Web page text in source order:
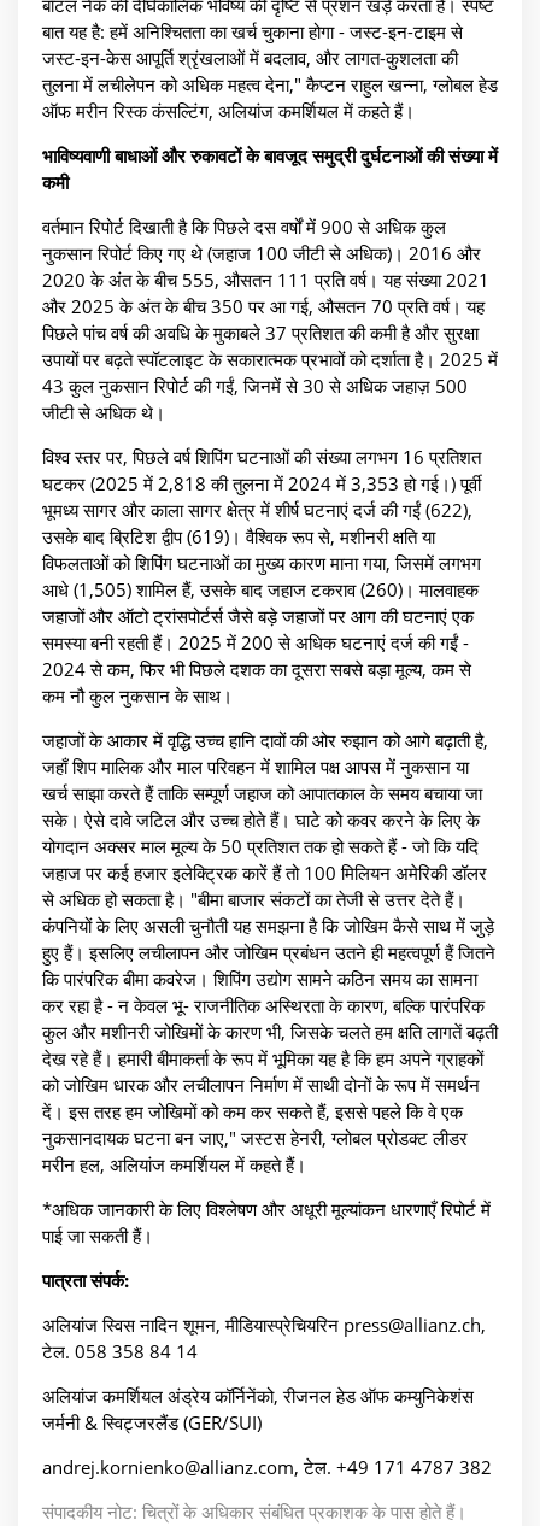
बॉटल नेक की दीर्घकालिक भविष्य की दृष्टि से प्रशन खड़े करता है। स्पष्ट
बात यह है: हमें अनिश्चितता का खर्च चुकाना होगा - जस्ट-इन-टाइम से
जस्ट-इन-केस आपूर्ति श्रृंखलाओं में बदलाव, और लागत-कुशलता की
तुलना में लचीलेपन को अधिक महत्व देना," कैप्टन राहुल खन्ना, ग्लोबल हेड
ऑफ मरीन रिस्क कंसल्टिंग, अलियांज कमर्शियल में कहते हैं।
भाविष्यवाणी बाधाओं और रुकावटों के बावजूद समुद्री दुर्घटनाओं की संख्या में
कमी
वर्तमान रिपोर्ट दिखाती है कि पिछले दस वर्षों में 900 से अधिक कुल
नुकसान रिपोर्ट किए गए थे (जहाज 100 जीटी से अधिक)। 2016 और
2020 के अंत के बीच 555, औसतन 111 प्रति वर्ष। यह संख्या 2021
और 2025 के अंत के बीच 350 पर आ गई, औसतन 70 प्रति वर्ष। यह
पिछले पांच वर्ष की अवधि के मुकाबले 37 प्रतिशत की कमी है और सुरक्षा
उपायों पर बढ़ते स्पॉटलाइट के सकारात्मक प्रभावों को दर्शाता है। 2025 में
43 कुल नुकसान रिपोर्ट की गईं, जिनमें से 30 से अधिक जहाज़ 500
जीटी से अधिक थे।
विश्व स्तर पर, पिछले वर्ष शिपिंग घटनाओं की संख्या लगभग 16 प्रतिशत
घटकर (2025 में 2,818 की तुलना में 2024 में 3,353 हो गई।) पूर्वी
भूमध्य सागर और काला सागर क्षेत्र में शीर्ष घटनाएं दर्ज की गईं (622),
उसके बाद ब्रिटिश द्वीप (619)। वैश्विक रूप से, मशीनरी क्षति या
विफलताओं को शिपिंग घटनाओं का मुख्य कारण माना गया, जिसमें लगभग
आधे (1,505) शामिल हैं, उसके बाद जहाज टकराव (260)। मालवाहक
जहाजों और ऑटो ट्रांसपोर्टर्स जैसे बड़े जहाजों पर आग की घटनाएं एक
समस्या बनी रहती हैं। 2025 में 200 से अधिक घटनाएं दर्ज की गईं -
2024 से कम, फिर भी पिछले दशक का दूसरा सबसे बड़ा मूल्य, कम से
कम नौ कुल नुकसान के साथ।
जहाजों के आकार में वृद्धि उच्च हानि दावों की ओर रुझान को आगे बढ़ाती है,
जहाँ शिप मालिक और माल परिवहन में शामिल पक्ष आपस में नुकसान या
खर्च साझा करते हैं ताकि सम्पूर्ण जहाज को आपातकाल के समय बचाया जा
सके। ऐसे दावे जटिल और उच्च होते हैं। घाटे को कवर करने के लिए के
योगदान अक्सर माल मूल्य के 50 प्रतिशत तक हो सकते हैं - जो कि यदि
जहाज पर कई हजार इलेक्ट्रिक कारें हैं तो 100 मिलियन अमेरिकी डॉलर
से अधिक हो सकता है। "बीमा बाजार संकटों का तेजी से उत्तर देते हैं।
कंपनियों के लिए असली चुनौती यह समझना है कि जोखिम कैसे साथ में जुड़े
हुए हैं। इसलिए लचीलापन और जोखिम प्रबंधन उतने ही महत्वपूर्ण हैं जितने
कि पारंपरिक बीमा कवरेज। शिपिंग उद्योग सामने कठिन समय का सामना
कर रहा है - न केवल भू- राजनीतिक अस्थिरता के कारण, बल्कि पारंपरिक
कुल और मशीनरी जोखिमों के कारण भी, जिसके चलते हम क्षति लागतें बढ़ती
देख रहे हैं। हमारी बीमाकर्ता के रूप में भूमिका यह है कि हम अपने ग्राहकों
को जोखिम धारक और लचीलापन निर्माण में साथी दोनों के रूप में समर्थन
दें। इस तरह हम जोखिमों को कम कर सकते हैं, इससे पहले कि वे एक
नुकसानदायक घटना बन जाए," जस्टस हेनरी, ग्लोबल प्रोडक्ट लीडर
मरीन हल, अलियांज कमर्शियल में कहते हैं।
*अधिक जानकारी के लिए विश्लेषण और अधूरी मूल्यांकन धारणाएँ रिपोर्ट में
पाई जा सकती हैं।
पात्रता संपर्क:
अलियांज स्विस नादिन शूमन, मीडियास्प्रेचियरिन press@allianz.ch,
टेल. 058 358 84 14
अलियांज कमर्शियल अंड्रेय कॉर्निनेंको, रीजनल हेड ऑफ कम्युनिकेशंस
जर्मनी & स्विट्जरलैंड (GER/SUI)
andrej.kornienko@allianz.com, टेल. +49 171 4787 382
संपादकीय नोट: चित्रों के अधिकार संबंधित प्रकाशक के पास होते हैं।